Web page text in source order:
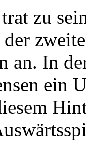
zu
an. In
ein